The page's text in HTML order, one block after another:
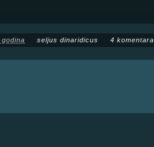
seljus dinaridicus 4 komentara